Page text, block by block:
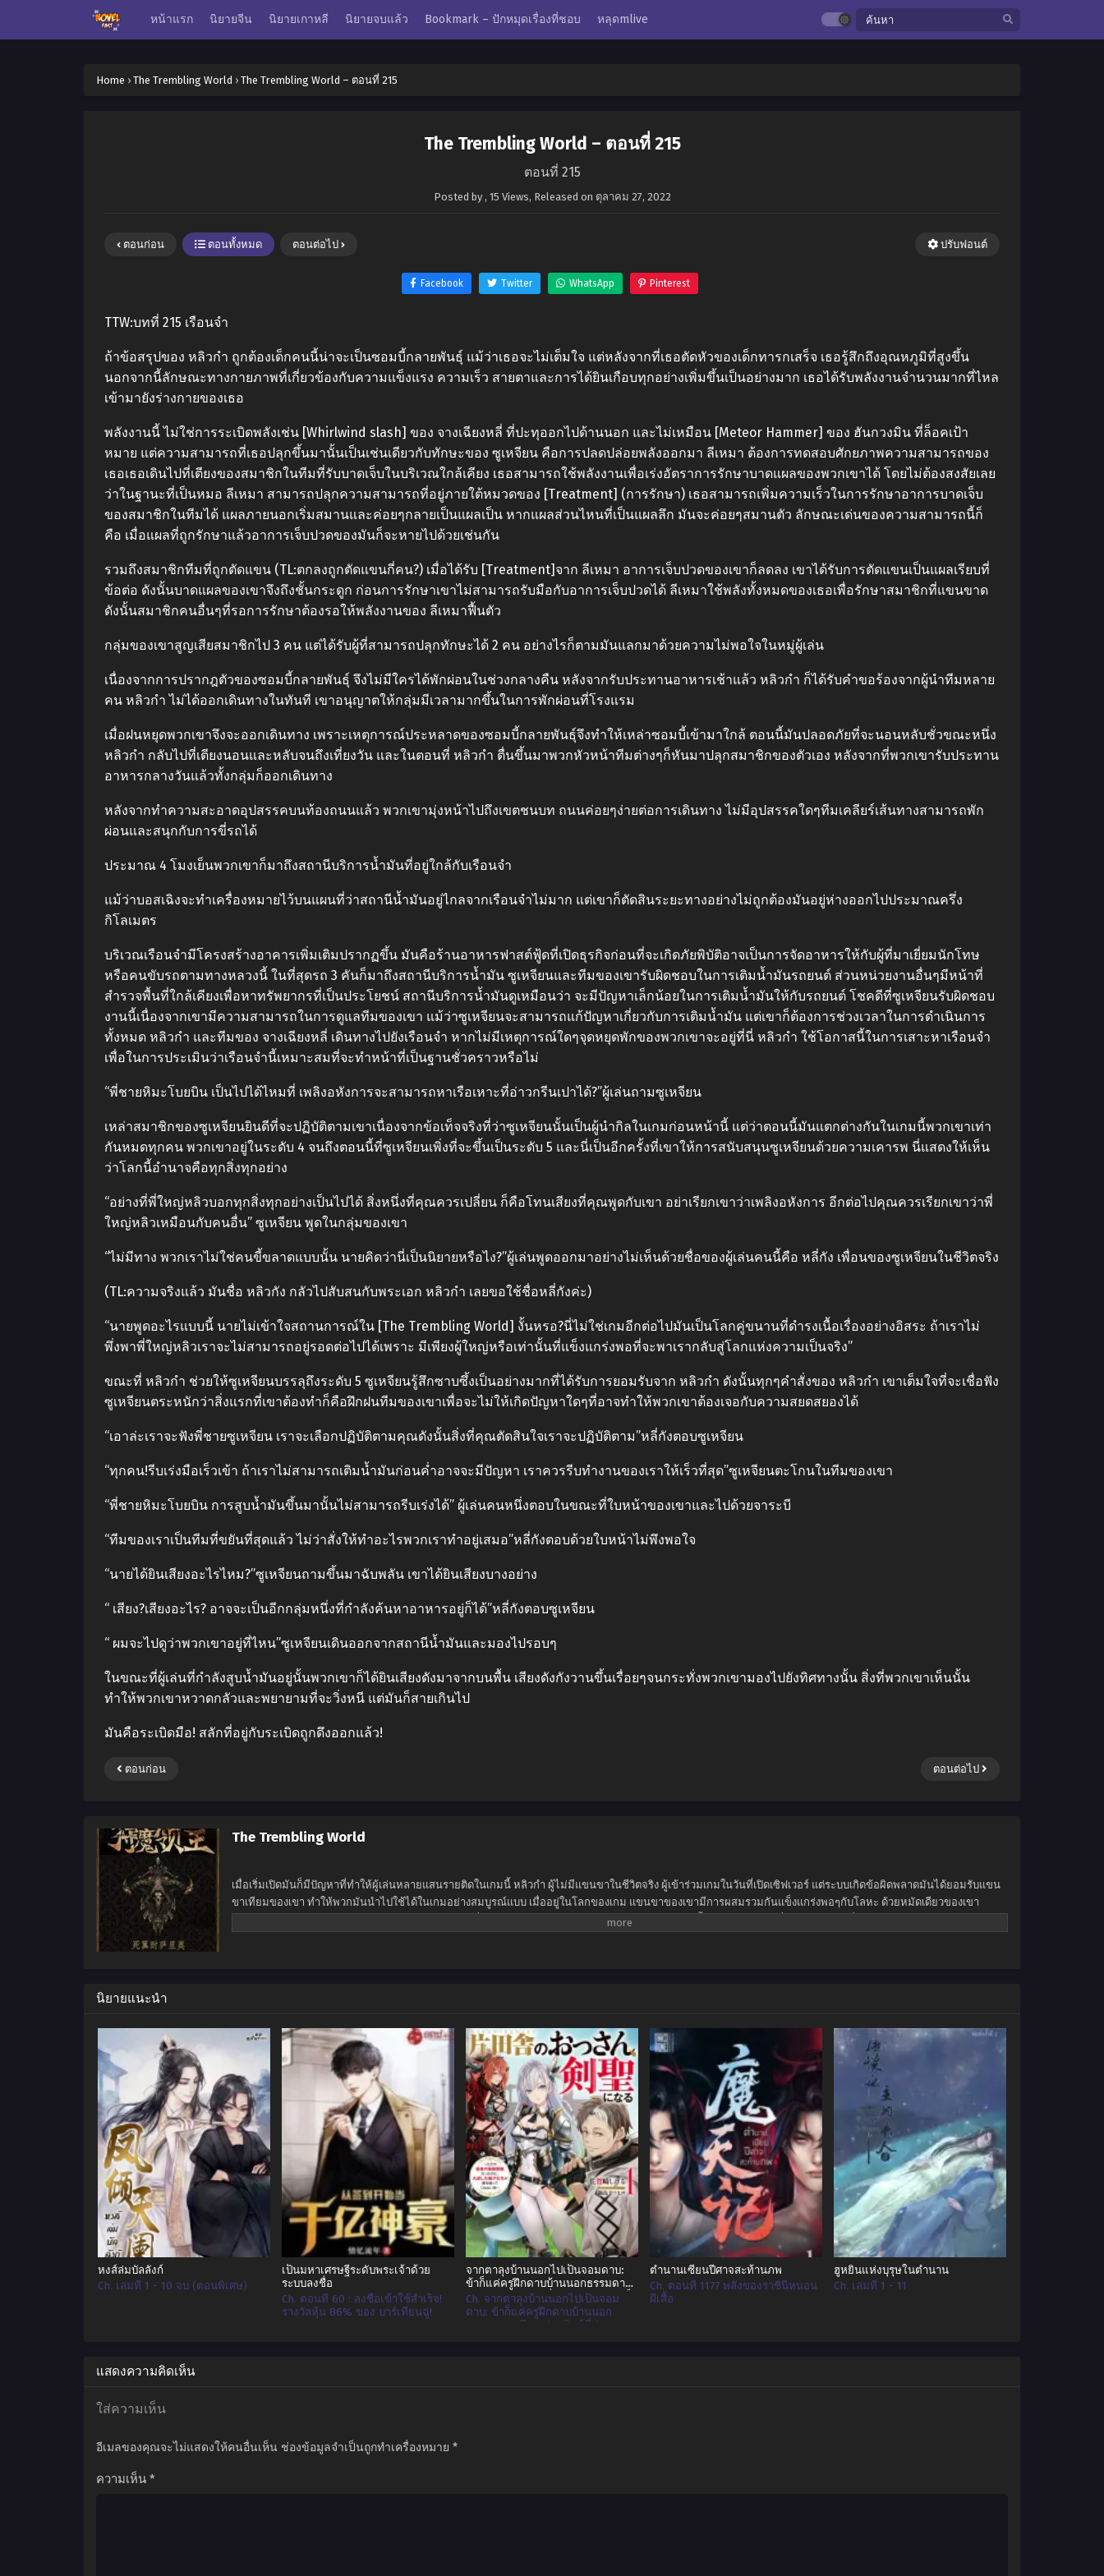
หน้าแรก นิยายจีน นิยายเกาหลี นิยายจบแล้ว Bookmark – ปักหมุดเรื่องที่ชอบ หลุดmlive
Home › The Trembling World › The Trembling World – ตอนที่ 215
The Trembling World – ตอนที่ 215
ตอนที่ 215
Posted by , 15 Views, Released on ตุลาคม 27, 2022
ตอนก่อน ตอนทั้งหมด ตอนต่อไป ปรับฟอนต์
Facebook Twitter WhatsApp Pinterest
TTW:บทที่ 215 เรือนจำ
ถ้าข้อสรุปของ หลิวกำ ถูกต้องเด็กคนนี้น่าจะเป็นซอมบี้กลายพันธุ์ แม้ว่าเธอจะไม่เต็มใจ แต่หลังจากที่เธอตัดหัวของเด็กทารกเสร็จ เธอรู้สึกถึงอุณหภูมิที่สูงขึ้น
นอกจากนี้ลักษณะทางกายภาพที่เกี่ยวข้องกับความแข็งแรง ความเร็ว สายตาและการได้ยินเกือบทุกอย่างเพิ่มขึ้นเป็นอย่างมาก เธอได้รับพลังงานจำนวนมากที่ไหล
เข้ามายังร่างกายของเธอ
พลังงานนี้ ไม่ใช่การระเบิดพลังเช่น [Whirlwind slash] ของ จางเฉียงหลี่ ที่ปะทุออกไปด้านนอก และไม่เหมือน [Meteor Hammer] ของ ฮันกวงมิน ที่ล็อคเป้า
หมาย แต่ความสามารถที่เธอปลุกขึ้นมานั้นเป็นเช่นเดียวกับทักษะของ ซูเหจียน คือการปลดปล่อยพลังออกมา ลีเหมา ต้องการทดสอบศักยภาพความสามารถของ
เธอเธอเดินไปที่เตียงของสมาชิกในทีมที่รับบาดเจ็บในบริเวณใกล้เคียง เธอสามารถใช้พลังงานเพื่อเร่งอัตราการรักษาบาดแผลของพวกเขาได้ โดยไม่ต้องสงสัยเลย
ว่าในฐานะที่เป็นหมอ ลีเหมา สามารถปลุกความสามารถที่อยู่ภายใต้หมวดของ [Treatment] (การรักษา) เธอสามารถเพิ่มความเร็วในการรักษาอาการบาดเจ็บ
ของสมาชิกในทีมได้ แผลภายนอกเริ่มสมานและค่อยๆกลายเป็นแผลเป็น หากแผลส่วนไหนที่เป็นแผลลึก มันจะค่อยๆสมานตัว ลักษณะเด่นของความสามารถนี้ก็
คือ เมื่อแผลที่ถูกรักษาแล้วอาการเจ็บปวดของมันก็จะหายไปด้วยเช่นกัน
รวมถึงสมาชิกทีมที่ถูกตัดแขน (TL:ตกลงถูกตัดแขนกี่คน?) เมื่อได้รับ [Treatment]จาก ลีเหมา อาการเจ็บปวดของเขาก็ลดลง เขาได้รับการตัดแขนเป็นแผลเรียบที่
ข้อต่อ ดังนั้นบาดแผลของเขาจึงถึงชั้นกระดูก ก่อนการรักษาเขาไม่สามารถรับมือกับอาการเจ็บปวดได้ ลีเหมาใช้พลังทั้งหมดของเธอเพื่อรักษาสมาชิกที่แขนขาด
ดังนั้นสมาชิกคนอื่นๆที่รอการรักษาต้องรอให้พลังงานของ ลีเหมาฟื้นตัว
กลุ่มของเขาสูญเสียสมาชิกไป 3 คน แต่ได้รับผู้ที่สามารถปลุกทักษะได้ 2 คน อย่างไรก็ตามมันแลกมาด้วยความไม่พอใจในหมู่ผู้เล่น
เนื่องจากการปรากฎตัวของซอมบี้กลายพันธุ์ จึงไม่มีใครได้พักผ่อนในช่วงกลางคืน หลังจากรับประทานอาหารเช้าแล้ว หลิวกำ ก็ได้รับคำขอร้องจากผู้นำทีมหลาย
คน หลิวกำ ไม่ได้ออกเดินทางในทันที เขาอนุญาตให้กลุ่มมีเวลามากขึ้นในการพักผ่อนที่โรงแรม
เมื่อฝนหยุดพวกเขาจึงจะออกเดินทาง เพราะเหตุการณ์ประหลาดของซอมบี้กลายพันธุ์จึงทำให้เหล่าซอมบี้เข้ามาใกล้ ตอนนี้มันปลอดภัยที่จะนอนหลับชั่วขณะหนึ่ง
หลิวกำ กลับไปที่เตียงนอนและหลับจนถึงเที่ยงวัน และในตอนที่ หลิวกำ ตื่นขึ้นมาพวกหัวหน้าทีมต่างๆก็หันมาปลุกสมาชิกของตัวเอง หลังจากที่พวกเขารับประทาน
อาหารกลางวันแล้วทั้งกลุ่มก็ออกเดินทาง
หลังจากทำความสะอาดอุปสรรคบนท้องถนนแล้ว พวกเขามุ่งหน้าไปถึงเขตชนบท ถนนค่อยๆง่ายต่อการเดินทาง ไม่มีอุปสรรคใดๆทีมเคลียร์เส้นทางสามารถพัก
ผ่อนและสนุกกับการขี่รถได้
ประมาณ 4 โมงเย็นพวกเขาก็มาถึงสถานีบริการน้ำมันที่อยู่ใกล้กับเรือนจำ
แม้ว่าบอสเฉิงจะทำเครื่องหมายไว้บนแผนที่ว่าสถานีน้ำมันอยู่ไกลจากเรือนจำไม่มาก แต่เขาก็ตัดสินระยะทางอย่างไม่ถูกต้องมันอยู่ห่างออกไปประมาณครึ่ง
กิโลเมตร
บริเวณเรือนจำมีโครงสร้างอาคารเพิ่มเติมปรากฏขึ้น มันคือร้านอาหารฟาสต์ฟู้ดที่เปิดธุรกิจก่อนที่จะเกิดภัยพิบัติอาจเป็นการจัดอาหารให้กับผู้ที่มาเยี่ยมนักโทษ
หรือคนขับรถตามทางหลวงนี้ ในที่สุดรถ 3 คันก็มาถึงสถานีบริการน้ำมัน ซูเหจียนและทีมของเขารับผิดชอบในการเติมน้ำมันรถยนต์ ส่วนหน่วยงานอื่นๆมีหน้าที่
สำรวจพื้นที่ใกล้เคียงเพื่อหาทรัพยากรที่เป็นประโยชน์ สถานีบริการน้ำมันดูเหมือนว่า จะมีปัญหาเล็กน้อยในการเติมน้ำมันให้กับรถยนต์ โชคดีที่ซูเหจียนรับผิดชอบ
งานนี้เนื่องจากเขามีความสามารถในการดูแลทีมของเขา แม้ว่าซูเหจียนจะสามารถแก้ปัญหาเกี่ยวกับการเติมน้ำมัน แต่เขาก็ต้องการช่วงเวลาในการดำเนินการ
ทั้งหมด หลิวกำ และทีมของ จางเฉียงหลี่ เดินทางไปยังเรือนจำ หากไม่มีเหตุการณ์ใดๆจุดหยุดพักของพวกเขาจะอยู่ที่นี่ หลิวกำ ใช้โอกาสนี้ในการเสาะหาเรือนจำ
เพื่อในการประเมินว่าเรือนจำนี้เหมาะสมที่จะทำหน้าที่เป็นฐานชั่วคราวหรือไม่
“พี่ชายหิมะโบยบิน เป็นไปได้ไหมที่ เพลิงอหังการจะสามารถหาเรือเหาะที่อ่าวกรีนเปาได้?”ผู้เล่นถามซูเหจียน
เหล่าสมาชิกของซูเหจียนยินดีที่จะปฏิบัติตามเขาเนื่องจากข้อเท็จจริงที่ว่าซูเหจียนนั้นเป็นผู้นำกิลในเกมก่อนหน้านี้ แต่ว่าตอนนี้มันแตกต่างกันในเกมนี้พวกเขาเท่า
กันหมดทุกคน พวกเขาอยู่ในระดับ 4 จนถึงตอนนี้ที่ซูเหจียนเพิ่งที่จะขึ้นเป็นระดับ 5 และนี่เป็นอีกครั้งที่เขาให้การสนับสนุนซูเหจียนด้วยความเคารพ นี่แสดงให้เห็น
ว่าโลกนี้อำนาจคือทุกสิ่งทุกอย่าง
“อย่างที่พี่ใหญ่หลิวบอกทุกสิ่งทุกอย่างเป็นไปได้ สิ่งหนึ่งที่คุณควรเปลี่ยน ก็คือโทนเสียงที่คุณพูดกับเขา อย่าเรียกเขาว่าเพลิงอหังการ อีกต่อไปคุณควรเรียกเขาว่าพี่
ใหญ่หลิวเหมือนกับคนอื่น” ซูเหจียน พูดในกลุ่มของเขา
“ไม่มีทาง พวกเราไม่ใช่คนขี้ขลาดแบบนั้น นายคิดว่านี่เป็นนิยายหรือไง?”ผู้เล่นพูดออกมาอย่างไม่เห็นด้วยชื่อของผู้เล่นคนนี้คือ หลี่กัง เพื่อนของซูเหจียนในชีวิตจริง
(TL:ความจริงแล้ว มันชื่อ หลิวกัง กลัวไปสับสนกับพระเอก หลิวกำ เลยขอใช้ชื่อหลี่กังค่ะ)
“นายพูดอะไรแบบนี้ นายไม่เข้าใจสถานการณ์ใน [The Trembling World] งั้นหรอ?นี่ไม่ใช่เกมอีกต่อไปมันเป็นโลกคู่ขนานที่ดำรงเนื้อเรื่องอย่างอิสระ ถ้าเราไม่
พึ่งพาพี่ใหญ่หลิวเราจะไม่สามารถอยู่รอดต่อไปได้เพราะ มีเพียงผู้ใหญ่หรือเท่านั้นที่แข็งแกร่งพอที่จะพาเรากลับสู่โลกแห่งความเป็นจริง”
ขณะที่ หลิวกำ ช่วยให้ซูเหจียนบรรลุถึงระดับ 5 ซูเหจียนรู้สึกซาบซึ้งเป็นอย่างมากที่ได้รับการยอมรับจาก หลิวกำ ดังนั้นทุกๆคำสั่งของ หลิวกำ เขาเต็มใจที่จะเชื่อฟัง
ซูเหจียนตระหนักว่าสิ่งแรกที่เขาต้องทำก็คือฝึกฝนทีมของเขาเพื่อจะไม่ให้เกิดปัญหาใดๆที่อาจทำให้พวกเขาต้องเจอกับความสยดสยองได้
“เอาล่ะเราจะฟังพี่ชายซูเหจียน เราจะเลือกปฏิบัติตามคุณดังนั้นสิ่งที่คุณตัดสินใจเราจะปฏิบัติตาม”หลี่กังตอบซูเหจียน
“ทุกคน!รีบเร่งมือเร็วเข้า ถ้าเราไม่สามารถเติมน้ำมันก่อนค่ำอาจจะมีปัญหา เราควรรีบทำงานของเราให้เร็วที่สุด”ซูเหจียนตะโกนในทีมของเขา
“พี่ชายหิมะโบยบิน การสูบน้ำมันขึ้นมานั้นไม่สามารถรีบเร่งได้” ผู้เล่นคนหนึ่งตอบในขณะที่ใบหน้าของเขาและไปด้วยจาระบี
“ทีมของเราเป็นทีมที่ขยันที่สุดแล้ว ไม่ว่าสั่งให้ทำอะไรพวกเราทำอยู่เสมอ”หลี่กังตอบด้วยใบหน้าไม่พึงพอใจ
“นายได้ยินเสียงอะไรไหม?”ซูเหจียนถามขึ้นมาฉับพลัน เขาได้ยินเสียงบางอย่าง
“ เสียง?เสียงอะไร? อาจจะเป็นอีกกลุ่มหนึ่งที่กำลังค้นหาอาหารอยู่ก็ได้”หลี่กังตอบซูเหจียน
“ ผมจะไปดูว่าพวกเขาอยู่ที่ไหน”ซูเหจียนเดินออกจากสถานีน้ำมันและมองไปรอบๆ
ในขณะที่ผู้เล่นที่กำลังสูบน้ำมันอยู่นั้นพวกเขาก็ได้ยินเสียงดังมาจากบนพื้น เสียงดังกังวานขึ้นเรื่อยๆจนกระทั่งพวกเขามองไปยังทิศทางนั้น สิ่งที่พวกเขาเห็นนั้น
ทำให้พวกเขาหวาดกลัวและพยายามที่จะวิ่งหนี แต่มันก็สายเกินไป
มันคือระเบิดมือ! สลักที่อยู่กับระเบิดถูกดึงออกแล้ว!
ตอนก่อน ตอนต่อไป
The Trembling World
เมื่อเริ่มเปิดมันก็มีปัญหาที่ทำให้ผู้เล่นหลายแสนรายติดในเกมนี้ หลิวกำ ผู้ไม่มีแขนขาในชีวิตจริง ผู้เข้าร่วมเกมในวันที่เปิดเซิฟเวอร์ แต่ระบบเกิดข้อผิดพลาดมันได้ยอมรับแขน
ขาเทียมของเขา ทำให้พวกมันนำไปใช้ได้ในเกมอย่างสมบูรณ์แบบ เมื่ออยู่ในโลกของเกม แขนขาของเขามีการผสมรวมกันแข็งแกร่งพอๆกับโลหะ ด้วยหมัดเดียวของเขา
สามารถทำลายต้นไม้ได้อย่างง่ายดายและด้วยการเตะที่เขาสามารถทำลายกำแพงลงได้ ด้วยการโกงเช่นนี้ หลิวกำตัดสินใจที่จะเล่นต่อแทนที่จะอธิษฐานขอความช่วยเหลือ
นิยายแนะนำ
หงส์ล่มบัลลังก์
Ch. เล่มที่ 1 - 10 จบ (ตอนพิเศษ)
เป็นมหาเศรษฐีระดับพระเจ้าด้วย
ระบบลงชื่อ
Ch. ตอนที่ 60 : ลงชื่อเข้าใช้สําเร็จ!
รางวัลหุ้น 86% ของ บาร์เทียนฉู่!
จากตาลุงบ้านนอกไปเป็นจอมดาบ:
ข้าก็แค่ครูฝึกดาบบ้านนอกธรรมดา
คนนึง แต่ลูกศิษย์ที่ประสบความสำเร็จ
ทั้งหลายไม่ได้คิดแบบนั้นนี่สิ !
Ch. จากตาลุงบ้านนอกไปเป็นจอม
ดาบ: ข้าก็แค่ครูฝึกดาบบ้านนอก
ธรรมดาคนนึง แต่ลูกศิษย์ที่ประสบ
ตำนานเซียนปีศาจสะท้านภพ
Ch. ตอนที่ 1177 พลังของราชินีหนอน
ผีเสื้อ
ฮูหยินแห่งบุรุษในตำนาน
Ch. เล่มที่ 1 - 11
แสดงความคิดเห็น
ใส่ความเห็น
อีเมลของคุณจะไม่แสดงให้คนอื่นเห็น ช่องข้อมูลจำเป็นถูกทำเครื่องหมาย *
ความเห็น *